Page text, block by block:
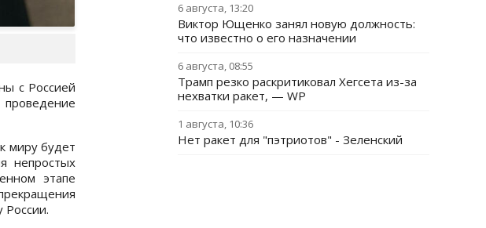
с Россией
миру будет
непростых
этапе
России.
6 августа, 13:20
Виктор Ющенко занял новую должность:
что известно о его назначении
6 августа, 08:55
Трамп резко раскритиковал Хегсета из-за
нехватки ракет, — WP
1 августа, 10:36
Нет ракет для "пэтриотов" - Зеленский